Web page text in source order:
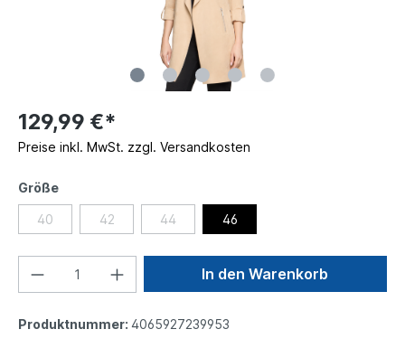
129,99 €*
Preise inkl. MwSt. zzgl. Versandkosten
Größe
40 42 44 46
In den Warenkorb
Produktnummer: 4065927239953